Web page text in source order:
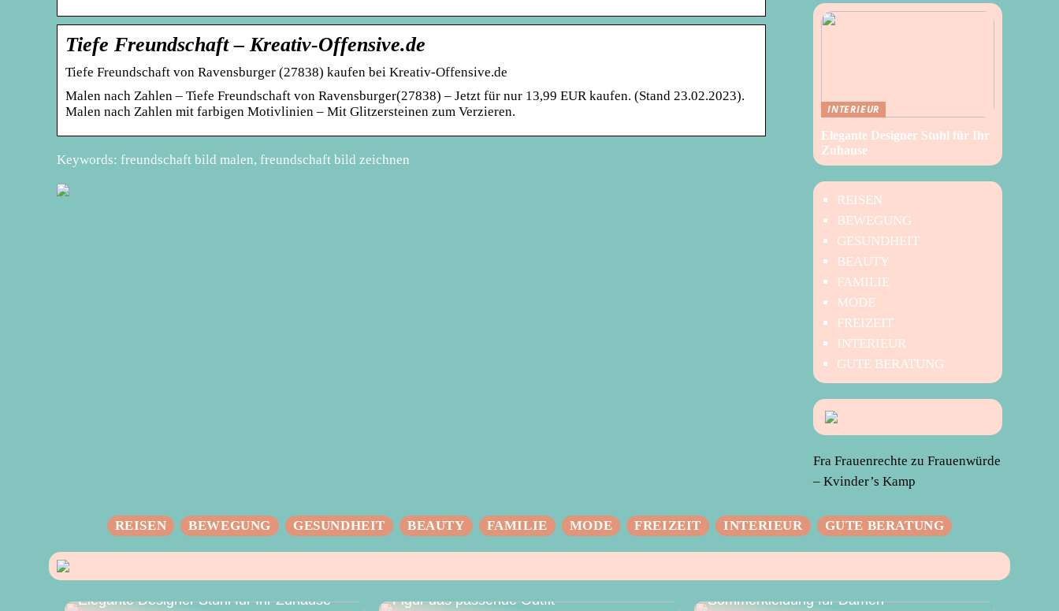
Tiefe Freundschaft – Kreativ-Offensive.de
Tiefe Freundschaft von Ravensburger (27838) kaufen bei Kreativ-Offensive.de
Malen nach Zahlen – Tiefe Freundschaft von Ravensburger(27838) – Jetzt für nur 13,99 EUR kaufen. (Stand 23.02.2023).
Malen nach Zahlen mit farbigen Motivlinien – Mit Glitzersteinen zum Verzieren.
Keywords: freundschaft bild malen, freundschaft bild zeichnen
INTERIEUR
Elegante Designer Stuhl für Ihr
Zuhause
REISEN
BEWEGUNG
GESUNDHEIT
BEAUTY
FAMILIE
MODE
FREIZEIT
INTERIEUR
GUTE BERATUNG
Fra Frauenrechte zu Frauenwürde
– Kvinder’s Kamp
REISEN BEWEGUNG GESUNDHEIT BEAUTY FAMILIE MODE FREIZEIT INTERIEUR GUTE BERATUNG
Elegante Designer Stuhl für Ihr Zuhause
Das perfekte Hochzeitskleid – für jede
Figur das passende Outfit
Der perfekte Sommer – Vielseitige
Sommerkleidung für Damen